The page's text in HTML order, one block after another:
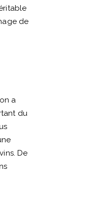
de
a
du
De